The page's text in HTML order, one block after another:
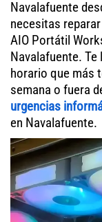
Navalafuente
necesitas
AIO Portátil
Navalafuente.
horario que más
semana o fuera
urgencias
en Navalafuente.